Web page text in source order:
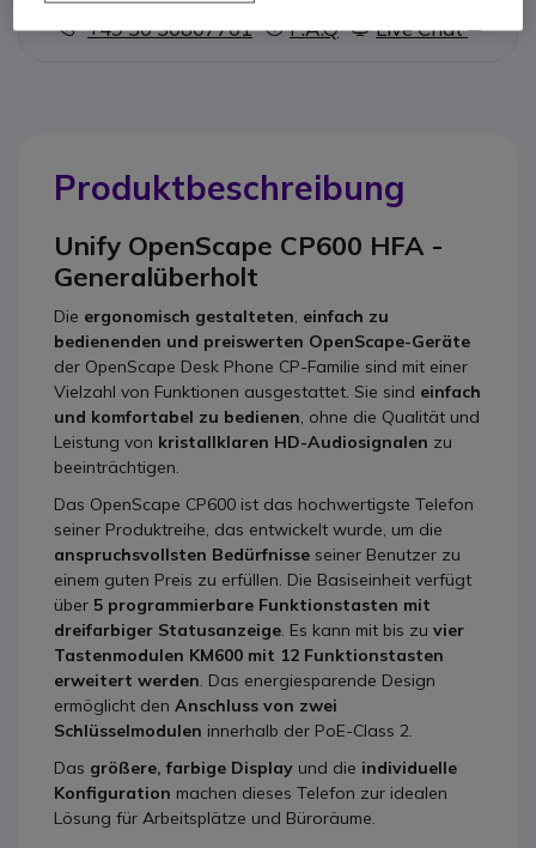
+49 30 30807701
F.A.Q Live Chat
Produktbeschreibung
Unify OpenScape CP600 HFA -
Generalüberholt
Die ergonomisch gestalteten, einfach zu
bedienenden und preiswerten OpenScape-Geräte
der OpenScape Desk Phone CP-Familie sind mit einer
Vielzahl von Funktionen ausgestattet. Sie sind einfach
und komfortabel zu bedienen, ohne die Qualität und
Leistung von kristallklaren HD-Audiosignalen zu
beeinträchtigen.
Das OpenScape CP600 ist das hochwertigste Telefon
seiner Produktreihe, das entwickelt wurde, um die
anspruchsvollsten Bedürfnisse seiner Benutzer zu
einem guten Preis zu erfüllen. Die Basiseinheit verfügt
über 5 programmierbare Funktionstasten mit
dreifarbiger Statusanzeige. Es kann mit bis zu vier
Tastenmodulen KM600 mit 12 Funktionstasten
erweitert werden. Das energiesparende Design
ermöglicht den Anschluss von zwei
Schlüsselmodulen innerhalb der PoE-Class 2.
Das größere, farbige Display und die individuelle
Konfiguration machen dieses Telefon zur idealen
Lösung für Arbeitsplätze und Büroräume.